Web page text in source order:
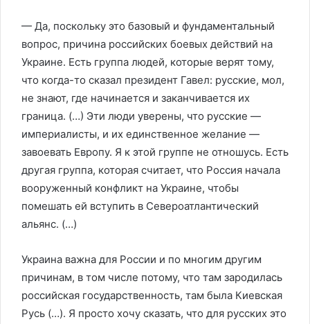
— Да, поскольку это базовый и фундаментальный
вопрос, причина российских боевых действий на
Украине. Есть группа людей, которые верят тому,
что когда-то сказал президент Гавел: русские, мол,
не знают, где начинается и заканчивается их
граница. (…) Эти люди уверены, что русские —
империалисты, и их единственное желание —
завоевать Европу. Я к этой группе не отношусь. Есть
другая группа, которая считает, что Россия начала
вооруженный конфликт на Украине, чтобы
помешать ей вступить в Североатлантический
альянс. (…)
Украина важна для России и по многим другим
причинам, в том числе потому, что там зародилась
российская государственность, там была Киевская
Русь (…). Я просто хочу сказать, что для русских это